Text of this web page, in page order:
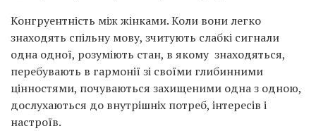
Конгруентність між жінками. Коли вони легко
знаходять спільну мову, зчитують слабкі сигнали
одна одної, розуміють стан, в якому знаходяться,
перебувають в гармонії зі своїми глибинними
цінностями, почуваються захищеними одна з одною,
дослухаються до внутрішніх потреб, інтересів і
настроїв.